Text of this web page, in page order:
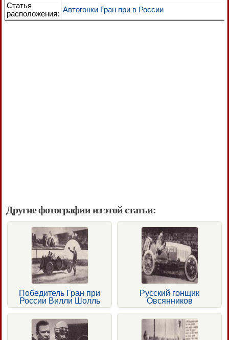
Статья
расположения: Автогонки Гран при в России
Другие фотографии из этой статьи:
Победитель Гран при
России Вилли Шолль
Русский гонщик
Овсянников